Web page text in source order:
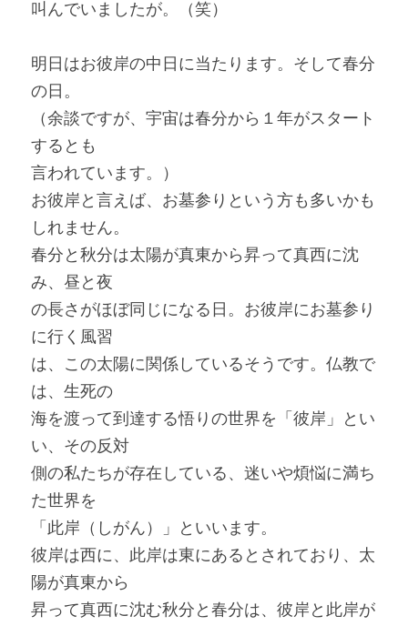
叫んでいましたが。（笑）
明日はお彼岸の中日に当たります。そして春分
の日。
（余談ですが、宇宙は春分から１年がスタート
するとも
言われています。）
お彼岸と言えば、お墓参りという方も多いかも
しれません。
春分と秋分は太陽が真東から昇って真西に沈
み、昼と夜
の長さがほぼ同じになる日。お彼岸にお墓参り
に行く風習
は、この太陽に関係しているそうです。仏教で
は、生死の
海を渡って到達する悟りの世界を「彼岸」とい
い、その反対
側の私たちが存在している、迷いや煩悩に満ち
た世界を
「此岸（しがん）」といいます。
彼岸は西に、此岸は東にあるとされており、太
陽が真東から
昇って真西に沈む秋分と春分は、彼岸と此岸が